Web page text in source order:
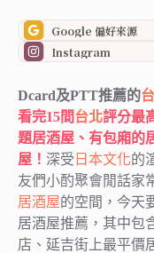
Google 偏好來源
Instagram
Dcard及PTT推薦的
看完15間台北評分最
題居酒屋、有包廂的
屋！ 深受 日本文化的
友們小酌聚會閒話家
居酒屋的空間，今天
居酒屋推薦，其中包
店、延吉街上最平價